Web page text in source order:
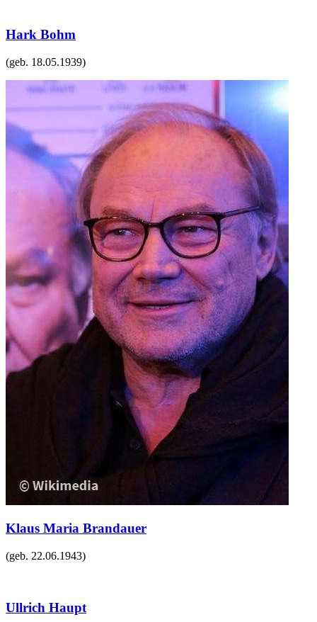
Hark Bohm
(geb. 18.05.1939)
Klaus Maria Brandauer
(geb. 22.06.1943)
Ullrich Haupt